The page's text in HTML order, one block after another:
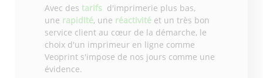
Avec des tarifs d'imprimerie plus bas,
une rapidité, une réactivité et un très bon
service client au cœur de la démarche, le
choix d'un imprimeur en ligne comme
Veoprint s'impose de nos jours comme une
évidence.